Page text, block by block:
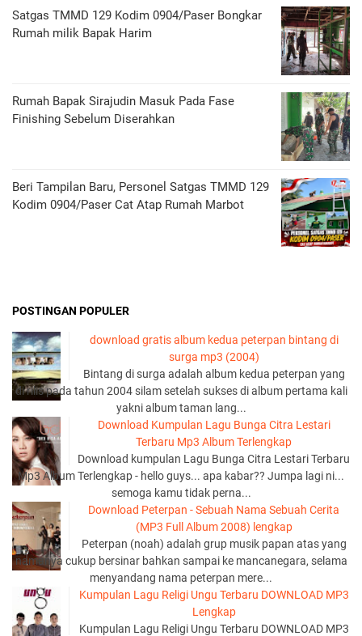
Satgas TMMD 129 Kodim 0904/Paser Bongkar
Rumah milik Bapak Harim
Rumah Bapak Sirajudin Masuk Pada Fase
Finishing Sebelum Diserahkan
Beri Tampilan Baru, Personel Satgas TMMD 129
Kodim 0904/Paser Cat Atap Rumah Marbot
POSTINGAN POPULER
download gratis album kedua peterpan bintang di
surga mp3 (2004)
Bintang di surga adalah album kedua peterpan yang
di rilis pada tahun 2004 silam setelah sukses di album pertama kali
yakni album taman lang...
Download Kumpulan Lagu Bunga Citra Lestari
Terbaru Mp3 Album Terlengkap
Download kumpulan Lagu Bunga Citra Lestari Terbaru
Mp3 Album Terlengkap - hello guys... apa kabar?? Jumpa lagi ni...
semoga kamu tidak perna...
Download Peterpan - Sebuah Nama Sebuah Cerita
(MP3 Full Album 2008) lengkap
Peterpan (noah) adalah grup musik papan atas yang
namanya cukup bersinar bahkan sampai ke mancanegara, selama
menyandang nama peterpan mere...
Kumpulan Lagu Religi Ungu Terbaru DOWNLOAD MP3
Lengkap
Kumpulan Lagu Religi Ungu Terbaru DOWNLOAD MP3